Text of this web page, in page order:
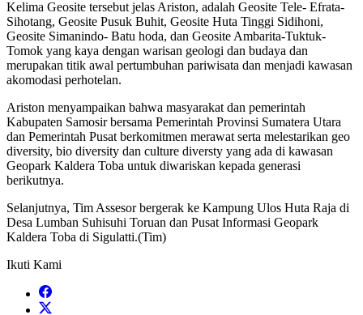
Kelima Geosite tersebut jelas Ariston, adalah Geosite Tele- Efrata-
Sihotang, Geosite Pusuk Buhit, Geosite Huta Tinggi Sidihoni,
Geosite Simanindo- Batu hoda, dan Geosite Ambarita-Tuktuk-
Tomok yang kaya dengan warisan geologi dan budaya dan
merupakan titik awal pertumbuhan pariwisata dan menjadi kawasan
akomodasi perhotelan.
Ariston menyampaikan bahwa masyarakat dan pemerintah
Kabupaten Samosir bersama Pemerintah Provinsi Sumatera Utara
dan Pemerintah Pusat berkomitmen merawat serta melestarikan geo
diversity, bio diversity dan culture diversty yang ada di kawasan
Geopark Kaldera Toba untuk diwariskan kepada generasi
berikutnya.
Selanjutnya, Tim Assesor bergerak ke Kampung Ulos Huta Raja di
Desa Lumban Suhisuhi Toruan dan Pusat Informasi Geopark
Kaldera Toba di Sigulatti.(Tim)
Ikuti Kami